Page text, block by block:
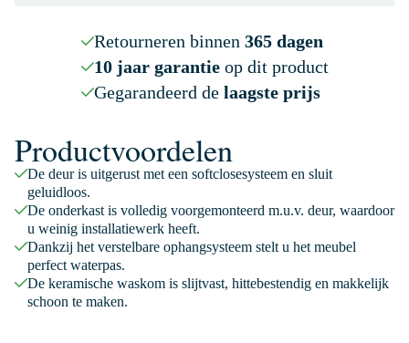
Retourneren binnen 365 dagen
10 jaar garantieop dit product
Gegarandeerd de laagste prijs
Productvoordelen
De deur is uitgerust met een softclosesysteem en sluit
geluidloos.
De onderkast is volledig voorgemonteerd m.u.v. deur, waardoor
u weinig installatiewerk heeft.
Dankzij het verstelbare ophangsysteem stelt u het meubel
perfect waterpas.
De keramische waskom is slijtvast, hittebestendig en makkelijk
schoon te maken.